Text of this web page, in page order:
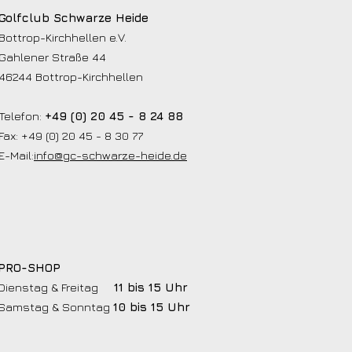
Schwarze Heide
Bottrop-Kirchhellen e.V.
Gahlener Straße 44
46244 Bottrop-Kirchhellen
+49 (0) 20 45 - 8 24 88
Fax: +49 (0) 20 45 - 8 30 77
E-Mail:info@gc-schwarze-heide.de
SHOP
& Freitag 11 bis 15 Uhr
& Sonntag 10 bis 15 Uhr